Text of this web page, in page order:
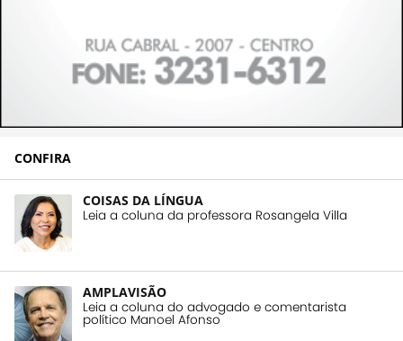
CONFIRA
COISAS DA LÍNGUA
Leia a coluna da professora Rosangela Villa
AMPLAVISÃO
Leia a coluna do advogado e comentarista
político Manoel Afonso